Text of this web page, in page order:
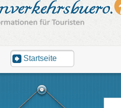
Startseite